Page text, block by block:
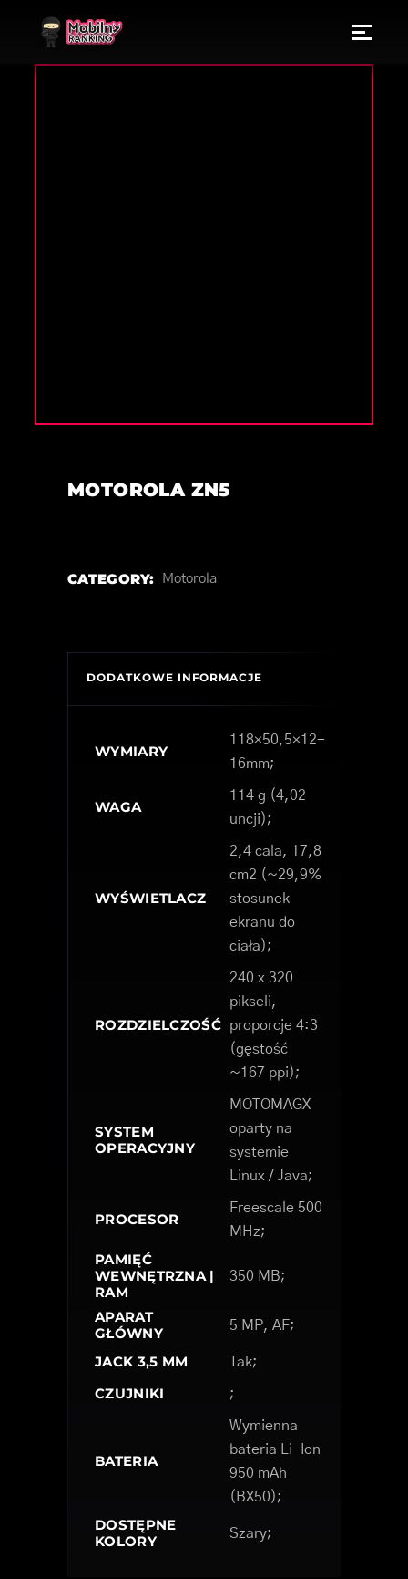
MOTOROLA ZN5
CATEGORY: Motorola
DODATKOWE INFORMACJE
WYMIARY
118×50,5×12-
16mm;
WAGA
114 g (4,02
uncji);
WYŚWIETLACZ
2,4 cala, 17,8
cm2 (~29,9%
stosunek
ekranu do
ciała);
ROZDZIELCZOŚĆ
240 x 320
pikseli,
proporcje 4:3
(gęstość
~167 ppi);
SYSTEM
OPERACYJNY
MOTOMAGX
oparty na
systemie
Linux / Java;
PROCESOR
Freescale 500
MHz;
PAMIĘĆ
WEWNĘTRZNA |
RAM
350 MB;
APARAT
GŁÓWNY
5 MP, AF;
JACK 3,5 MM Tak;
CZUJNIKI ;
BATERIA
Wymienna
bateria Li-Ion
950 mAh
(BX50);
DOSTĘPNE
KOLORY
Szary;